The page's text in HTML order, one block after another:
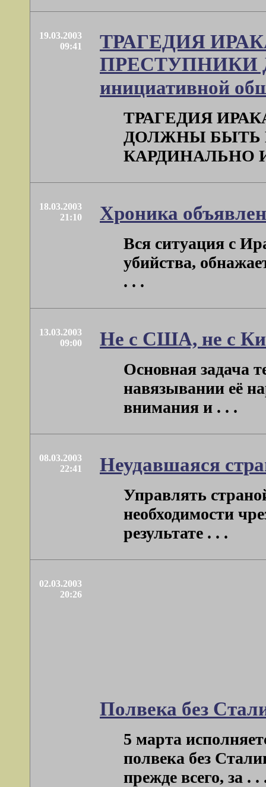
19.03.2003
09:41
ТРАГЕДИЯ
ПРЕСТУПНИКИ
инициативной
ТРАГЕДИЯ
ДОЛЖНЫ БЫТЬ
КАРДИНАЛЬНО
18.03.2003
21:10
Хроника
Вся ситуация с
убийства,
. . .
13.03.2003
09:00
Не с США, не с
Основная задача
навязывании её
внимания и . . .
08.03.2003
22:41
Неудавшаяся
Управлять
необходимости
результате . . .
02.03.2003
20:26
Полвека без
5 марта
полвека без
прежде всего, за . .